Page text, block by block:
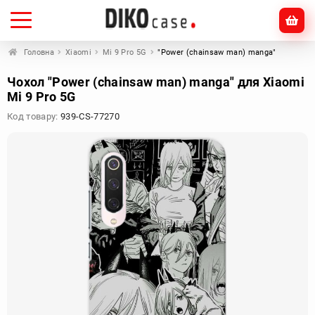
Головна Xiaomi Mi 9 Pro 5G "Power (chainsaw man) manga"
Чохол "Power (chainsaw man) manga" для Xiaomi
Mi 9 Pro 5G
Код товару: 939-CS-77270